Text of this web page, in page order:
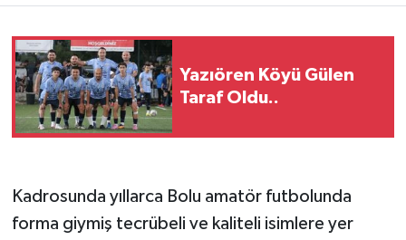
Yazıören Köyü Gülen
Taraf Oldu..
Kadrosunda yıllarca Bolu amatör futbolunda
forma giymiş tecrübeli ve kaliteli isimlere yer